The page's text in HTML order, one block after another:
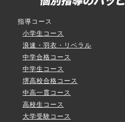
指導コース
小学生コース
浪速・羽衣・リベラル
中学合格コース
中学生コース
堺高校合格コース
中高一貫コース
高校生コース
大学受験コース